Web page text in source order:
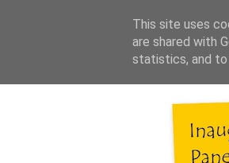
This site uses
are shared with
statistics, and to